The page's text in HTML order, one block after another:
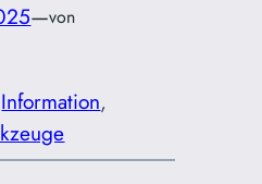
—von
Information